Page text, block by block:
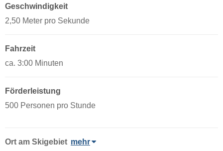
Geschwindigkeit
2,50 Meter pro Sekunde
Fahrzeit
ca. 3:00 Minuten
Förderleistung
500 Personen pro Stunde
Ort am Skigebiet mehr